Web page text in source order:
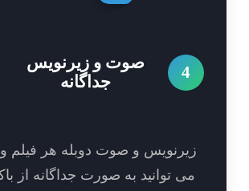
صوت و زیرنویس
جداگانه
و صوت دوبله هر فیلم و سریال را
توانید به صورت جداگانه از باکس دانلود